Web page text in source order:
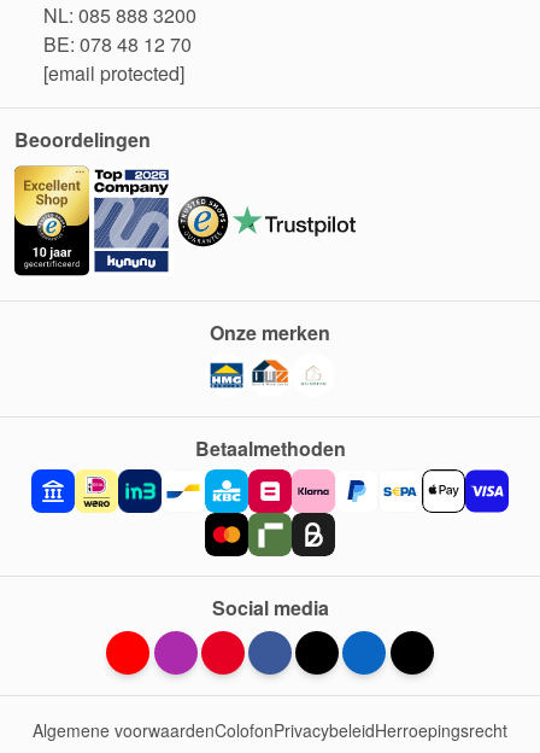
NL: 085 888 3200
BE: 078 48 12 70
[email protected]
Beoordelingen
Betaalmethoden
Onze merken
Social media
Algemene voorwaardenColofonPrivacybeleidHerroepingsrecht